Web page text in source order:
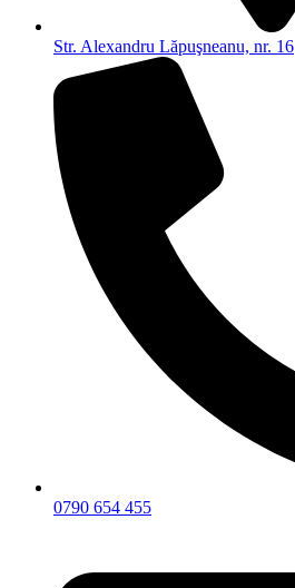
Str. Alexandru Lăpuşneanu, nr. 16
0790 654 455